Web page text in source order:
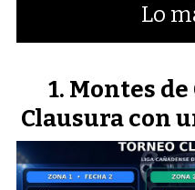
Lo
Montes
Clausura con